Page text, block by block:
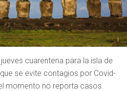
cuarentena para la isla de
se evite contagios por Covid-
momento no reporta casos.